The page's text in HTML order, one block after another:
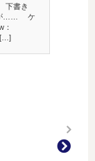
下書き
が…… ケ
[…]
On
ジブ